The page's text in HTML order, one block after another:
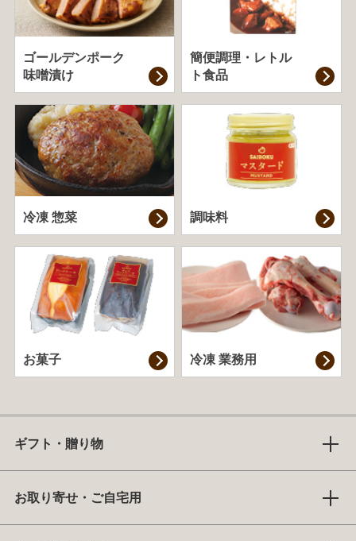
ゴールデンポーク
味噌漬け
簡便調理・ レトル
ト食品
冷凍 惣菜 調味料
お菓子 冷凍 業務用
ギフト・贈り物
お取り寄せ・ご自宅用